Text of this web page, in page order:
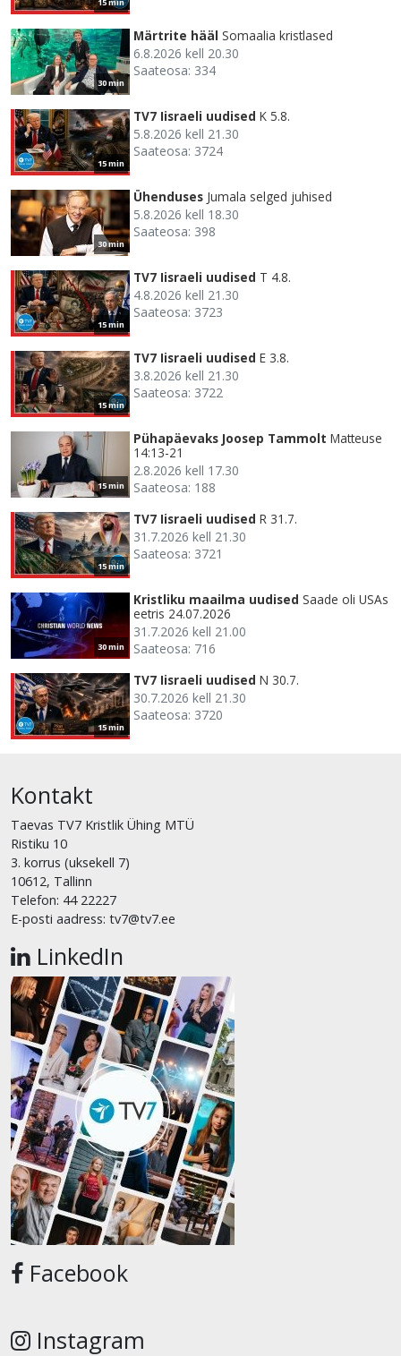
30 min
Märtrite hääl Somaalia kristlased
6.8.2026 kell 20.30
Saateosa: 334
15 min
TV7 Iisraeli uudised K 5.8.
5.8.2026 kell 21.30
Saateosa: 3724
30 min
Ühenduses Jumala selged juhised
5.8.2026 kell 18.30
Saateosa: 398
15 min
TV7 Iisraeli uudised T 4.8.
4.8.2026 kell 21.30
Saateosa: 3723
15 min
TV7 Iisraeli uudised E 3.8.
3.8.2026 kell 21.30
Saateosa: 3722
15 min
Pühapäevaks Joosep Tammolt Matteuse
14:13-21
2.8.2026 kell 17.30
Saateosa: 188
15 min
TV7 Iisraeli uudised R 31.7.
31.7.2026 kell 21.30
Saateosa: 3721
30 min
Kristliku maailma uudised Saade oli USAs
eetris 24.07.2026
31.7.2026 kell 21.00
Saateosa: 716
15 min
TV7 Iisraeli uudised N 30.7.
30.7.2026 kell 21.30
Saateosa: 3720
Kontakt
Taevas TV7 Kristlik Ühing MTÜ
Ristiku 10
3. korrus (uksekell 7)
10612, Tallinn
Telefon: 44 22227
E-posti aadress: tv7@tv7.ee
LinkedIn
Facebook
Instagram